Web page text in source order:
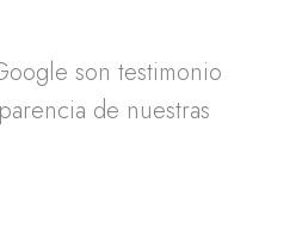
son testimonio
de nuestras